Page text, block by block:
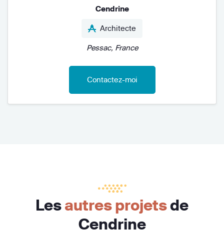
Cendrine
Architecte
Pessac, France
Contactez-moi
Lesautres projetsde
Cendrine